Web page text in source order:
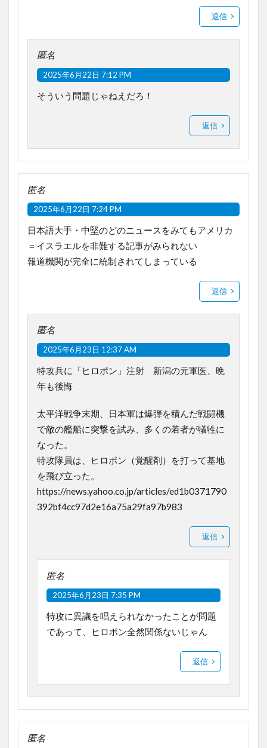
返信
匿名
2025年6月22日 7:12 PM
そういう問題じゃねえだろ！
返信
匿名
2025年6月22日 7:24 PM
日本語大手・中堅のどのニュースをみてもアメリカ
＝イスラエルを非難する記事がみられない
報道機関が完全に統制されてしまっている
返信
匿名
2025年6月23日 12:37 AM
特攻兵に「ヒロポン」注射 新潟の元軍医、晩
年も後悔
太平洋戦争末期、日本軍は爆弾を積んだ戦闘機
で敵の艦船に突撃を試み、多くの若者が犠牲に
なった。
特攻隊員は、ヒロポン（覚醒剤）を打って基地
を飛び立った。
https://news.yahoo.co.jp/articles/ed1b0371790
392bf4cc97d2e16a75a29fa97b983
返信
匿名
2025年6月23日 7:35 PM
特攻に異議を唱えられなかったことが問題
であって、ヒロポン全然関係ないじゃん
返信
匿名